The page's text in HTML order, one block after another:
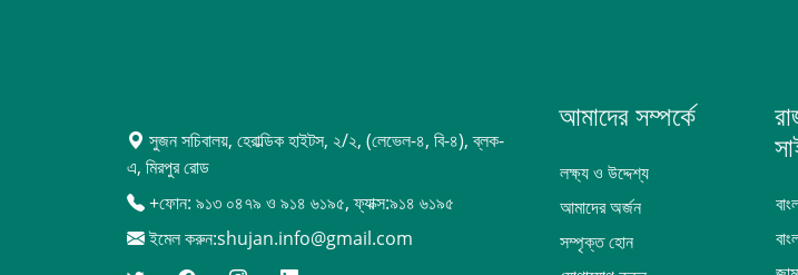
সুজন সচিবালয়, হেরাল্ডিক হাইটস, ২/২, (লেভেল-৪, বি-৪), ব্লক-
এ, মিরপুর রোড
+ফোন: ৯১৩ ০৪৭৯ ও ৯১৪ ৬১৯৫, ফ্যাক্স:৯১৪ ৬১৯৫
ইমেল করুন:shujan.info@gmail.com
আমাদের সম্পর্কে
লক্ষ্য ও উদ্দেশ্য
আমাদের অর্জন
সম্পৃক্ত হোন